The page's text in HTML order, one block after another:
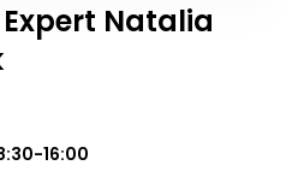
Natalia
16:00